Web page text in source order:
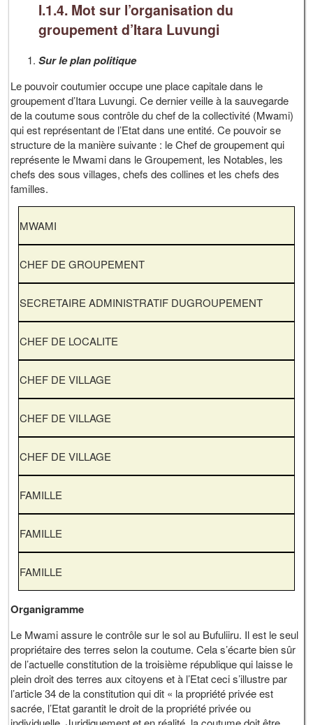
I.1.4. Mot sur l’organisation du
groupement d’Itara Luvungi
Sur le plan politique
Le pouvoir coutumier occupe une place capitale dans le
groupement d’Itara Luvungi. Ce dernier veille à la sauvegarde
de la coutume sous contrôle du chef de la collectivité (Mwami)
qui est représentant de l’Etat dans une entité. Ce pouvoir se
structure de la manière suivante : le Chef de groupement qui
représente le Mwami dans le Groupement, les Notables, les
chefs des sous villages, chefs des collines et les chefs des
familles.
MWAMI
CHEF DE GROUPEMENT
SECRETAIRE ADMINISTRATIF DUGROUPEMENT
CHEF DE LOCALITE
CHEF DE VILLAGE
CHEF DE VILLAGE
CHEF DE VILLAGE
FAMILLE
FAMILLE
FAMILLE
Organigramme
Le Mwami assure le contrôle sur le sol au Bufuliiru. Il est le seul
propriétaire des terres selon la coutume. Cela s’écarte bien sûr
de l’actuelle constitution de la troisième république qui laisse le
plein droit des terres aux citoyens et à l’Etat ceci s’illustre par
l’article 34 de la constitution qui dit « la propriété privée est
sacrée, l’Etat garantit le droit de la propriété privée ou